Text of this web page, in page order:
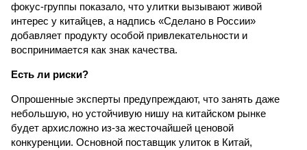
фокус-группы показало, что улитки вызывают живой
интерес у китайцев, а надпись «Сделано в России»
добавляет продукту особой привлекательности и
воспринимается как знак качества.
Есть ли риски?
Опрошенные эксперты предупреждают, что занять даже
небольшую, но устойчивую нишу на китайском рынке
будет архисложно из-за жесточайшей ценовой
конкуренции. Основной поставщик улиток в Китай,